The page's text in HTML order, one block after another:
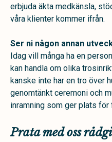
erbjuda äkta medkänsla,
våra klienter kommer ifrån.
Ser ni någon annan
Idag vill många ha en
kan handla om olika
kanske inte har en tro över
genomtänkt ceremoni och
inramning som ger plats för
Prata med oss